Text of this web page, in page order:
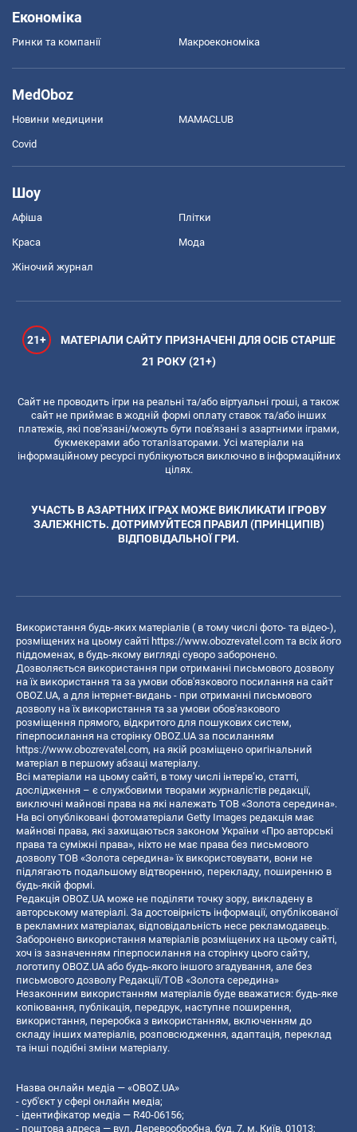
Економіка
Ринки та компанії Макроекономіка
MedOboz
Новини медицини MAMACLUB
Covid
Шоу
Афіша Плітки
Краса Мода
Жіночий журнал
21+
МАТЕРІАЛИ САЙТУ ПРИЗНАЧЕНІ ДЛЯ ОСІБ СТАРШЕ
21 РОКУ (21+)
Сайт не проводить ігри на реальні та/або віртуальні гроші, а також
сайт не приймає в жодній формі оплату ставок та/або інших
платежів, які пов'язані/можуть бути пов'язані з азартними іграми,
букмекерами або тоталізаторами. Усі матеріали на
інформаційному ресурсі публікуються виключно в інформаційних
цілях.
УЧАСТЬ В АЗАРТНИХ ІГРАХ МОЖЕ ВИКЛИКАТИ ІГРОВУ
ЗАЛЕЖНІСТЬ. ДОТРИМУЙТЕСЯ ПРАВИЛ (ПРИНЦИПІВ)
ВІДПОВІДАЛЬНОЇ ГРИ.
Використання будь-яких матеріалів ( в тому числі фото- та відео-),
розміщених на цьому сайті https://www.obozrevatel.com та всіх його
піддоменах, в будь-якому вигляді суворо заборонено.
Дозволяється використання при отриманні письмового дозволу
на їх використання та за умови обов'язкового посилання на сайт
OBOZ.UA, а для інтернет-видань - при отриманні письмового
дозволу на їх використання та за умови обов'язкового
розміщення прямого, відкритого для пошукових систем,
гіперпосилання на сторінку OBOZ.UA за посиланням
https://www.obozrevatel.com, на якій розміщено оригінальний
матеріал в першому абзаці матеріалу.
Всі матеріали на цьому сайті, в тому числі інтерв’ю, статті,
дослідження – є службовими творами журналістів редакції,
виключні майнові права на які належать ТОВ «Золота середина».
На всі опубліковані фотоматеріали Getty Images редакція має
майнові права, які захищаються законом України «Про авторські
права та суміжні права», ніхто не має права без письмового
дозволу ТОВ «Золота середина» їх використовувати, вони не
підлягають подальшому відтворенню, перекладу, поширенню в
будь-якій формі.
Редакція OBOZ.UA може не поділяти точку зору, викладену в
авторському матеріалі. За достовірність інформації, опублікованої
в рекламних матеріалах, відповідальність несе рекламодавець.
Заборонено використання матеріалів розміщених на цьому сайті,
хоч із зазначенням гіперпосилання на сторінку цього сайту,
логотипу OBOZ.UA або будь-якого іншого згадування, але без
письмового дозволу Редакції/ТОВ «Золота середина»
Незаконним використанням матеріалів буде вважатися: будь-яке
копiювання, публiкацiя, передрук, наступне поширення,
використання, переробка з використанням, включенням до
складу інших матеріалів, розповсюдження, адаптація, переклад
та інші подібні зміни матеріалу.
Назва онлайн медіа — «OBOZ.UA»
- суб'єкт у сфері онлайн медіа;
- ідентифікатор медіа — R40-06156;
- поштова адреса — вул. Деревообробна, буд. 7, м. Київ, 01013;